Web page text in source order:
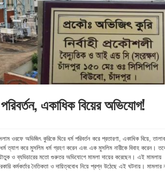
একাধিক বিয়ের অভিযোগ!
ওরফে অভিজিৎ কুরিকে ঘিরে ধর্ম পরিবর্তন করে প্রতারণা, একাধিক বিয়ে,
ত্যাগ করে মুসলিম ধর্ম গ্রহণ করেন এবং এক মুসলিম নারীকে বিবাহ করেন।
ও ব্যভিচারের মতো গুরুতর অভিযোগে মামলা দায়ের করেছেন। এই মামলায়
কর্মকর্তার নৈতিকতা ও দায়িত্ববোধ নিয়ে প্রশ্ন উঠেছে এই ঘটনায়। মামলার